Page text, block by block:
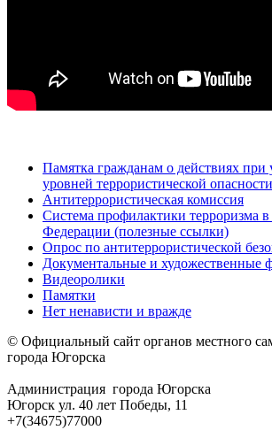
Памятка гражданам о действиях при
уровней террористической опасности
Антитеррористическая комиссия
Система профилактики терроризма в
Федерации (полезные ссылки)
Опрос по антитеррористической
Документальные и художественные
Видеоролики
Памятки
Нет ненависти и вражде
© Официальный сайт органов местного
города Югорска
Администрация города Югорска
Югорск ул. 40 лет Победы, 11
+7(34675)77000